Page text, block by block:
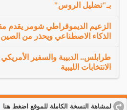
بـ"تضليل الروس"
الزعيم الديموقراطي شومر يقدم
الذكاء الاصطناعي ويحذر من الصين
طرابلس.. الدبيبة والسفير
الانتخابات الليبية
لمشاهة النسخة الكاملة للموقع اضغط هنا